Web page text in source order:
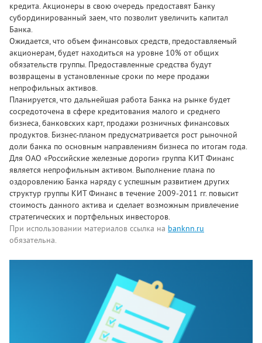
кредита. Акционеры в свою очередь предоставят Банку
субординированный заем, что позволит увеличить капитал
Банка.
Ожидается, что объем финансовых средств, предоставляемый
акционерам, будет находиться на уровне 10% от общих
обязательств группы. Предоставленные средства будут
возвращены в установленные сроки по мере продажи
непрофильных активов.
Планируется, что дальнейшая работа Банка на рынке будет
сосредоточена в сфере кредитования малого и среднего
бизнеса, банковских карт, продажи розничных финансовых
продуктов. Бизнес-планом предусматривается рост рыночной
доли банка по основным направлениям бизнеса по итогам года.
Для ОАО «Российские железные дороги» группа КИТ Финанс
является непрофильным активом. Выполнение плана по
оздоровлению Банка наряду с успешным развитием других
структур группы КИТ Финанс в течение 2009-2011 гг. повысит
стоимость данного актива и сделает возможным привлечение
стратегических и портфельных инвесторов.
При использовании материалов ссылка на banknn.ru
обязательна.